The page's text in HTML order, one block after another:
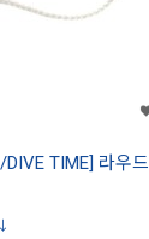
DIVE TIME] 라우드